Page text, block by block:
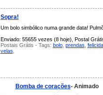
Sopra!
Um bolo simbólico numa grande data!
Enviado: 55655 vezes (8 hoje), Postal
Postais Grátis - Tags: bolo, prendas
velas
Bomba de corações- Animado